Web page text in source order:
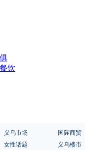
饮
义乌市场 国际商贸
女性话题 义乌楼市